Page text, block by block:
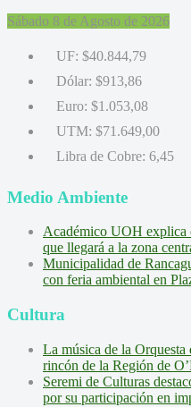
Sábado 8 de Agosto de 2026
UF: $40.844,79
Dólar: $913,86
Euro: $1.053,08
UTM: $71.649,00
Libra de Cobre: 6,45
Medio Ambiente
Académico UOH explica
que llegará a la zona
Municipalidad de
con feria ambiental en
Cultura
La música de la
rincón de la Región de
Seremi de Culturas
por su participación en